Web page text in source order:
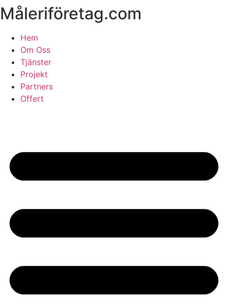
Skip
to
content
Måleriföretag.com
Hem
Om Oss
Tjänster
Projekt
Partners
Offert